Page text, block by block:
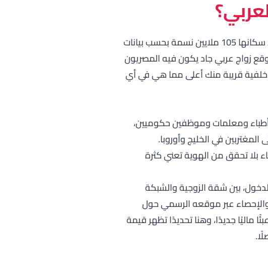
بحسب
بيانات
زواج عربي جاد يكون فيه المصريون
قريبة منك أعلى مما هي في أي
ومعلمات وموظفين حكوميين،
في الخليج وأوروبا.
بلا تحقق من الهوية تعني كثرة
بين شقة الزوجية والشبكة
عبرموقعه الرسميحول
جديدًا، وهنا تحديدًا تظهر قيمة